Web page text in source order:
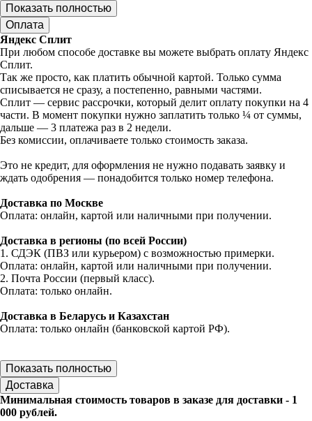
Показать полностью
Оплата
Яндекс Сплит
При любом способе доставке вы можете выбрать оплату Яндекс
Сплит.
Так же просто, как платить обычной картой. Только сумма
списывается не сразу, а постепенно, равными частями.
Сплит — сервис рассрочки, который делит оплату покупки на 4
части. В момент покупки нужно заплатить только ¼ от суммы,
дальше — 3 платежа раз в 2 недели.
Без комиссии, оплачиваете только стоимость заказа.
Это не кредит, для оформления не нужно подавать заявку и
ждать одобрения — понадобится только номер телефона.
Доставка по Москве
Оплата: онлайн, картой или наличными при получении.
Доставка в регионы (по всей России)
1. СДЭК (ПВЗ или курьером) с возможностью примерки.
Оплата: онлайн, картой или наличными при получении.
2. Почта России (первый класс).
Оплата: только онлайн.
Доставка в Беларусь и Казахстан
Оплата: только онлайн (банковской картой РФ).
Показать полностью
Доставка
Минимальная стоимость товаров в заказе для доставки - 1
000 рублей.